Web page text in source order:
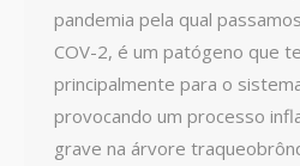
pandemia pela qual
COV-2, é um patógeno que
principalmente para o
provocando um processo
grave na árvore